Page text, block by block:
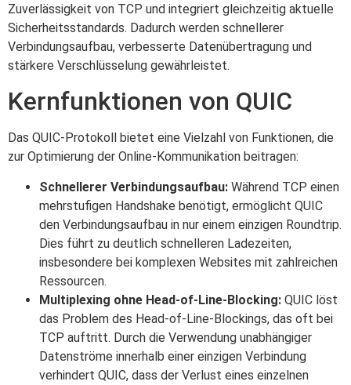
Zuverlässigkeit von TCP und integriert gleichzeitig aktuelle
Sicherheitsstandards. Dadurch werden schnellerer
Verbindungsaufbau, verbesserte Datenübertragung und
stärkere Verschlüsselung gewährleistet.
Kernfunktionen von QUIC
Das QUIC-Protokoll bietet eine Vielzahl von Funktionen, die
zur Optimierung der Online-Kommunikation beitragen:
Schnellerer Verbindungsaufbau: Während TCP einen
mehrstufigen Handshake benötigt, ermöglicht QUIC
den Verbindungsaufbau in nur einem einzigen Roundtrip.
Dies führt zu deutlich schnelleren Ladezeiten,
insbesondere bei komplexen Websites mit zahlreichen
Ressourcen.
Multiplexing ohne Head-of-Line-Blocking: QUIC löst
das Problem des Head-of-Line-Blockings, das oft bei
TCP auftritt. Durch die Verwendung unabhängiger
Datenströme innerhalb einer einzigen Verbindung
verhindert QUIC, dass der Verlust eines einzelnen